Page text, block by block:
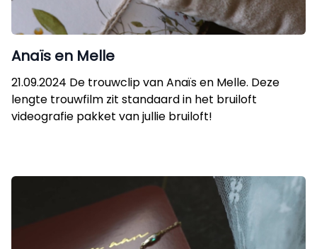
Anaïs en Melle
21.09.2024 De trouwclip van Anaïs en Melle. Deze
lengte trouwfilm zit standaard in het bruiloft
videografie pakket van jullie bruiloft!